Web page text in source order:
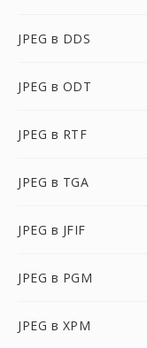
JPEG в DDS
JPEG в ODT
JPEG в RTF
JPEG в TGA
JPEG в JFIF
JPEG в PGM
JPEG в XPM